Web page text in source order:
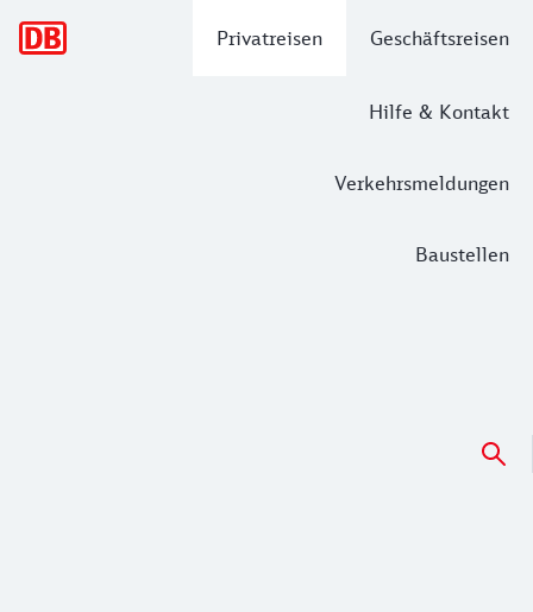
Privatreisen Geschäftsreisen
Hilfe & Kontakt
Verkehrsmeldungen
Baustellen